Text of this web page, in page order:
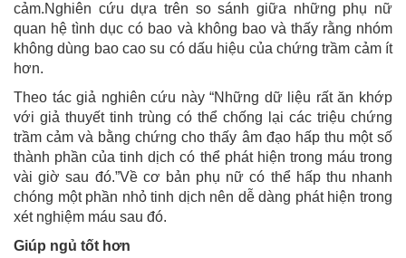
cảm.Nghiên cứu dựa trên so sánh giữa những phụ nữ
quan hệ tình dục có bao và không bao và thấy rằng nhóm
không dùng bao cao su có dấu hiệu của chứng trầm cảm ít
hơn.
Theo tác giả nghiên cứu này “Những dữ liệu rất ăn khớp
với giả thuyết tinh trùng có thể chống lại các triệu chứng
trầm cảm và bằng chứng cho thấy âm đạo hấp thu một số
thành phần của tinh dịch có thể phát hiện trong máu trong
vài giờ sau đó.”Về cơ bản phụ nữ có thể hấp thu nhanh
chóng một phần nhỏ tinh dịch nên dễ dàng phát hiện trong
xét nghiệm máu sau đó.
Giúp ngủ tốt hơn